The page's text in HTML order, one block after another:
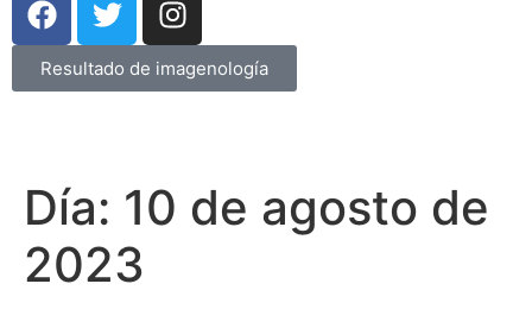
Resultado de imagenología
Día: 10 de agosto de
2023